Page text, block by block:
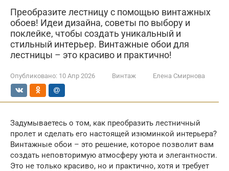
Преобразите лестницу с помощью винтажных
обоев! Идеи дизайна, советы по выбору и
поклейке, чтобы создать уникальный и
стильный интерьер. Винтажные обои для
лестницы – это красиво и практично!
Опубликовано: 10 Апр 2026 Винтаж Елена Смирнова
Задумываетесь о том, как преобразить лестничный
пролет и сделать его настоящей изюминкой интерьера?
Винтажные обои – это решение, которое позволит вам
создать неповторимую атмосферу уюта и элегантности.
Это не только красиво, но и практично, хотя и требует